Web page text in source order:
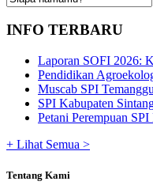
INFO TERBARU
Laporan SOFI 2026:
Pendidikan
Muscab SPI
SPI Kabupaten
Petani Perempuan
+ Lihat Semua >
Tentang Kami